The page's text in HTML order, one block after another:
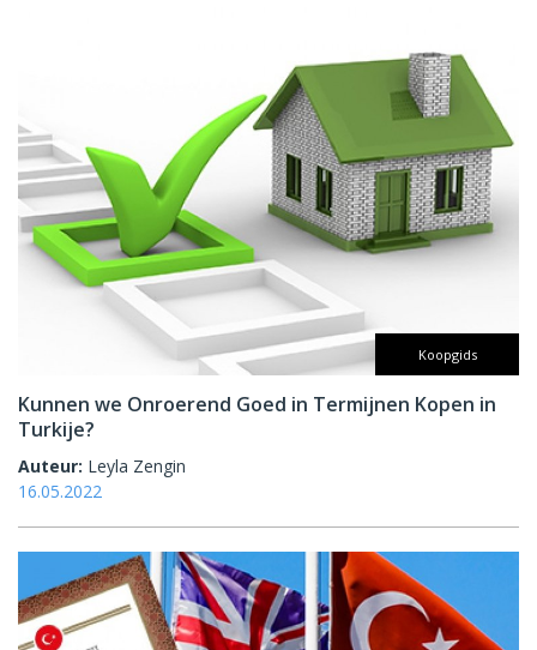
Koopgids
Kunnen we Onroerend Goed in Termijnen Kopen in
Turkije?
Auteur: Leyla Zengin
16.05.2022